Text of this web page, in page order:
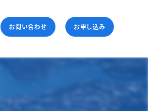
お問い合わせ お申し込み